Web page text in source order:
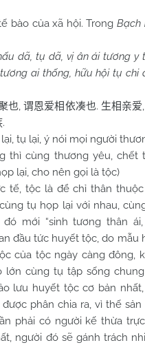
của xã hội. TrongBạch
dã, tụ dã, vị ân ái tương y
ai thống, hữu hội tụ chi
也,谓恩爱相依凑也. 生相亲爱,
.
lại, ý nói mọi người
thì cùng thương yêu, chết
lại, cho nên gọi là tộc)
là để chỉ thân thuộc
tụ họp lại với nhau,
mới “sinh tương thân
đầu tức huyết tộc, do mẫu
của tộc ngày càng đông,
lớn cùng tụ tập sống
lưu huyết tộc cơ bản
phân chia ra, vì thế sản
phải có người kế thừa
người đó sẽ gánh trách